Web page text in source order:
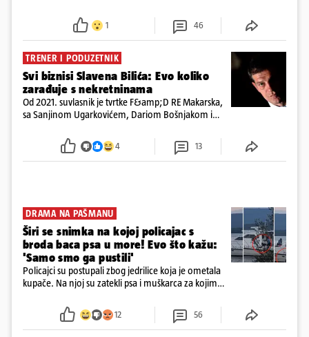
ispitali i poslali u istražni zatvor
1 46
TRENER I PODUZETNIK
Svi biznisi Slavena Bilića: Evo koliko
zarađuje s nekretninama
Od 2021. suvlasnik je tvrtke F&amp;D RE Makarska,
sa Sanjinom Ugarkovićem, Dariom Bošnjakom i
poslovanje nekretninama, a od osnutka nema
zaposlenih
4 13
DRAMA NA PAŠMANU
Širi se snimka na kojoj policajac s
broda baca psa u more! Evo što kažu:
'Samo smo ga pustili'
Policajci su postupali zbog jedrilice koja je ometala
kupače. Na njoj su zatekli psa i muškarca za kojim
ga uhitili, a psa je preuzeo komunalni redar
12 56